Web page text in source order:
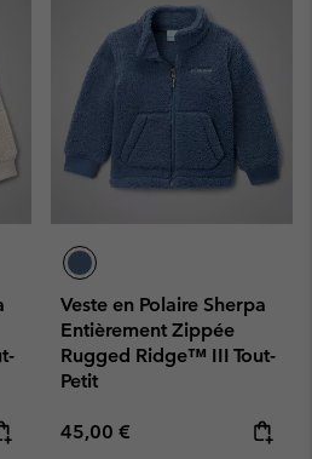
Veste en Polaire Sherpa
Entièrement Zippée
Rugged Ridge™ III Tout-
Petit
Regular price:
45,00 €